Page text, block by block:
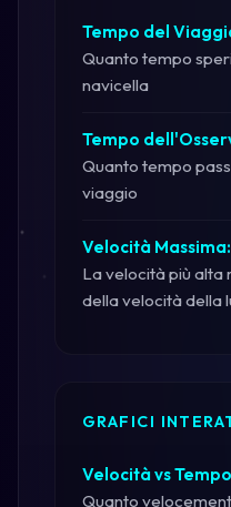
Tempo del
Quanto tempo
navicella
Tempo
Quanto tempo
viaggio
Velocità Massima:
La velocità più alta
della velocità della
GRAFICI
Velocità vs
Quanto